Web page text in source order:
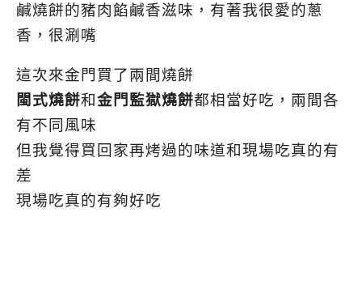
鹹燒餅的豬肉餡鹹香滋味，有著我很愛的蔥
香，很涮嘴
這次來金門買了兩間燒餅
閩式燒餅和金門監獄燒餅都相當好吃，兩間各
有不同風味
但我覺得買回家再烤過的味道和現場吃真的有
差
現場吃真的有夠好吃